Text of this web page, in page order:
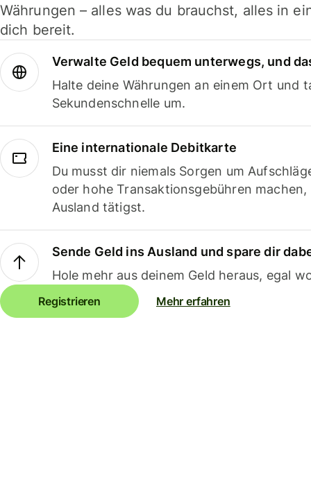
Währungen – alles was du brauchst, alles in
dich bereit.
Verwalte Geld bequem unterwegs, und
Halte deine Währungen an einem Ort und
Sekundenschnelle um.
Eine internationale Debitkarte
Du musst dir niemals Sorgen um
oder hohe Transaktionsgebühren
Ausland tätigst.
Sende Geld ins Ausland und spare dir
Hole mehr aus deinem Geld heraus, egal
Registrieren Mehr erfahren